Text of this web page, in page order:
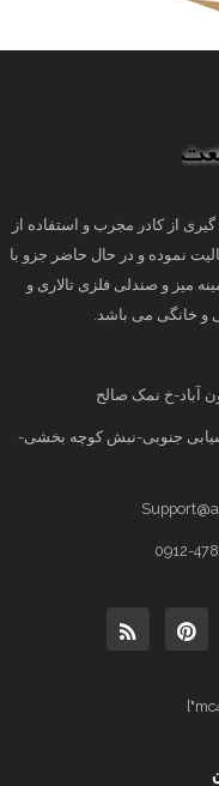
صنعت در سال 1376 با بهره گیری از کادر مجرب و استفاده از
نموده و در حال حاضر جزو با
میز و صندلی فلزی تالاری و
و خانگی می باشد.
آباد-خ نمک صالح
جنوبی-نبش کوچه بخشی-
0912-